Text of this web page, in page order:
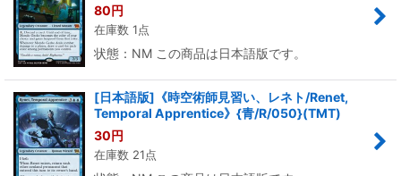
80円
在庫数 1点
状態：NM この商品は日本語版です。
[日本語版]《時空術師見習い、レネト/Renet,
Temporal Apprentice》{青/R/050}(TMT)
30円
在庫数 21点